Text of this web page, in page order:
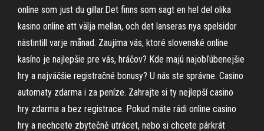
online som just du gillar.Det finns som sagt en hel del olika
kasino online att välja mellan, och det lanseras nya spelsidor
nästintill varje månad. Zaujíma vás, ktoré slovenské online
kasíno je najlepšie pre vás, hráčov? Kde majú najobľúbenejšie
hry a najväčšie registračné bonusy? U nás ste správne. Casino
automaty zdarma i za peníze. Zahrajte si ty nejlepší casino
hry zdarma a bez registrace. Pokud máte rádi online casino
hry a nechcete zbytečně utrácet, nebo si chcete párkrát